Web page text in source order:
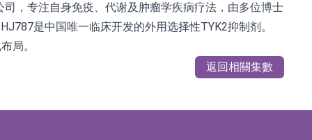
，专注自身免疫、代谢及肿瘤学疾病疗法，由多位博士
是中国唯一临床开发的外用选择性TYK2抑制剂。
局。
返回相關集數